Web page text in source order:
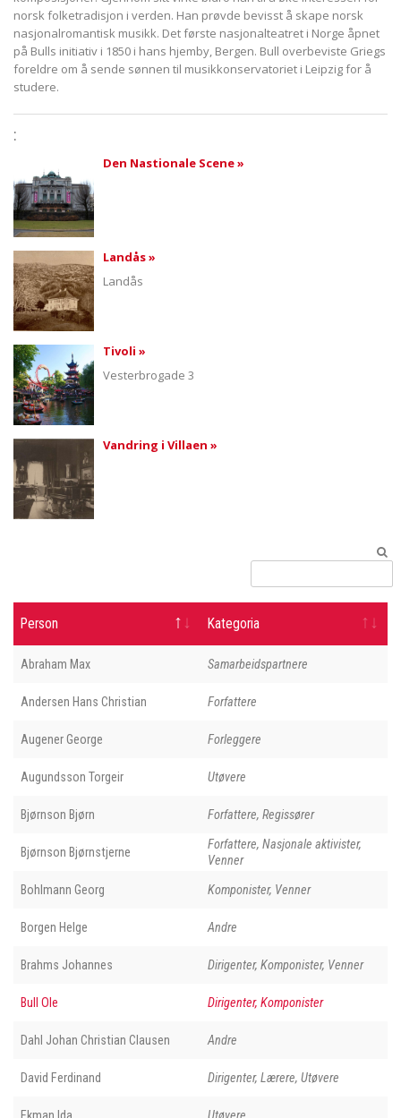
norsk folketradisjon i verden. Han prøvde bevisst å skape norsk
nasjonalromantisk musikk. Det første nasjonalteatret i Norge åpnet
på Bulls initiativ i 1850 i hans hjemby, Bergen. Bull overbeviste Griegs
foreldre om å sende sønnen til musikkonservatoriet i Leipzig for å
studere.
:
Den Nastionale Scene »
Landås »
Landås
Tivoli »
Vesterbrogade 3
Vandring i Villaen »
Person Kategoria
Abraham Max Samarbeidspartnere
Andersen Hans Christian Forfattere
Augener George Forleggere
Augundsson Torgeir Utøvere
Bjørnson Bjørn Forfattere, Regissører
Bjørnson Bjørnstjerne
Forfattere, Nasjonale aktivister,
Venner
Bohlmann Georg Komponister, Venner
Borgen Helge Andre
Brahms Johannes Dirigenter, Komponister, Venner
Bull Ole Dirigenter, Komponister
Dahl Johan Christian Clausen Andre
David Ferdinand Dirigenter, Lærere, Utøvere
Ekman Ida Utøvere